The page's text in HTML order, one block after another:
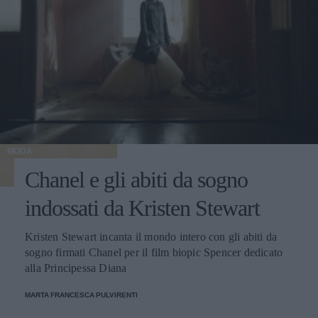
MODA
Chanel e gli abiti da sogno
indossati da Kristen Stewart
Kristen Stewart incanta il mondo intero con gli abiti da
sogno firmati Chanel per il film biopic Spencer dedicato
alla Principessa Diana
MARTA FRANCESCA PULVIRENTI